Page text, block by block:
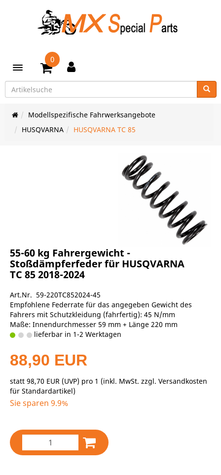
Toggle navigation
0
Modellspezifische Fahrwerksangebote
HUSQVARNA
HUSQVARNA TC 85
55-60 kg Fahrergewicht -
Stoßdämpferfeder für HUSQVARNA
TC 85 2018-2024
Art.Nr. 59-220TC852024-45
Empfohlene Federrate für das angegeben Gewicht des
Fahrers mit Schutzkleidung (fahrfertig): 45 N/mm
Maße: Innendurchmesser 59 mm + Länge 220 mm
lieferbar in 1-2 Werktagen
88,90 EUR
statt 98,70 EUR (UVP) pro 1 (inkl. MwSt. zzgl. Versandkosten
für Standardartikel)
Sie sparen 9.9%